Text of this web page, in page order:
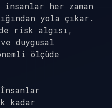
insanlar her zaman
yola çıkar.
risk algısı,
duygusal
ölçüde
İnsanlar
kadar